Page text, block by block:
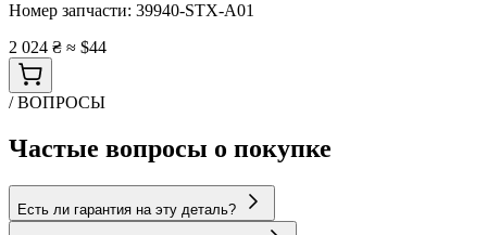
Номер запчасти: 39940-STX-A01
2 024 ₴ ≈ $44
/ ВОПРОСЫ
Частые вопросы о покупке
Есть ли гарантия на эту деталь?